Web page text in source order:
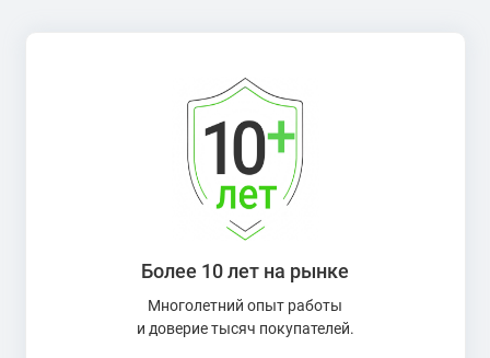
Более 10 лет на рынке
Многолетний опыт работы
и доверие тысяч покупателей.